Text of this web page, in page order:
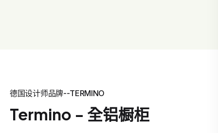
德国设计师品牌--TERMINO
Termino - 全铝橱柜